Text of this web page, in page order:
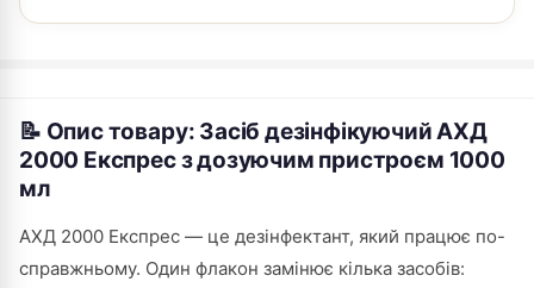
📝 Опис товару: Засіб дезінфікуючий АХД
2000 Експрес з дозуючим пристроєм 1000
мл
АХД 2000 Експрес — це дезінфектант, який працює по-
справжньому. Один флакон замінює кілька засобів: